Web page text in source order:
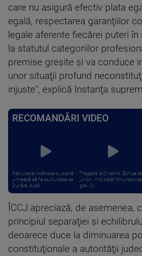
care nu asigură efectiv plata
egală, respectarea garanţiilor
legale aferente fiecărei puteri
la statutul categoriilor
premise greşite şi va conduce
unor situaţii profund
injuste", explică Instanţa
RECOMANDĂRI VIDEO
Patru barje încărcate cu piatră
urmează să fie scufundate pe
Dunăre, după ...
Tragedie la Dinamo. Echipa de
juniori, implicată într-un
grav. O ...
ÎCCJ apreciază, de asemenea,
principiul separaţiei şi
deoarece duce la diminuarea
constituţionale a autorităţii